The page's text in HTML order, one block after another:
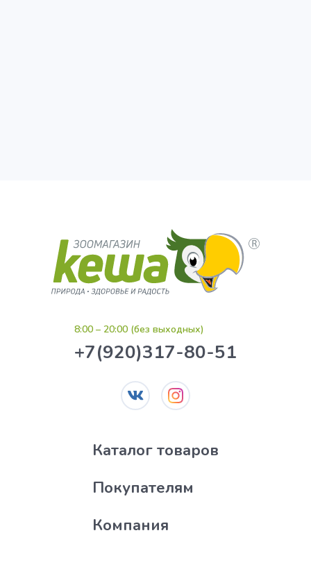
8:00 – 20:00 (без выходных)
+7(920)317-80-51
Каталог товаров
Покупателям
Компания